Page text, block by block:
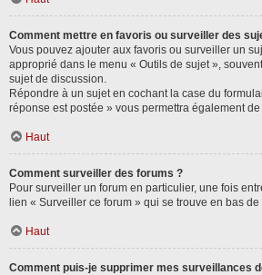
Comment mettre en favoris ou surveiller des
Vous pouvez ajouter aux favoris ou surveiller un
approprié dans le menu « Outils de sujet »,
sujet de discussion.
Répondre à un sujet en cochant la case du
réponse est postée » vous permettra également
Haut
Comment surveiller des forums ?
Pour surveiller un forum en particulier, une fois
lien « Surveiller ce forum » qui se trouve en bas
Haut
Comment puis-je supprimer mes surveillances